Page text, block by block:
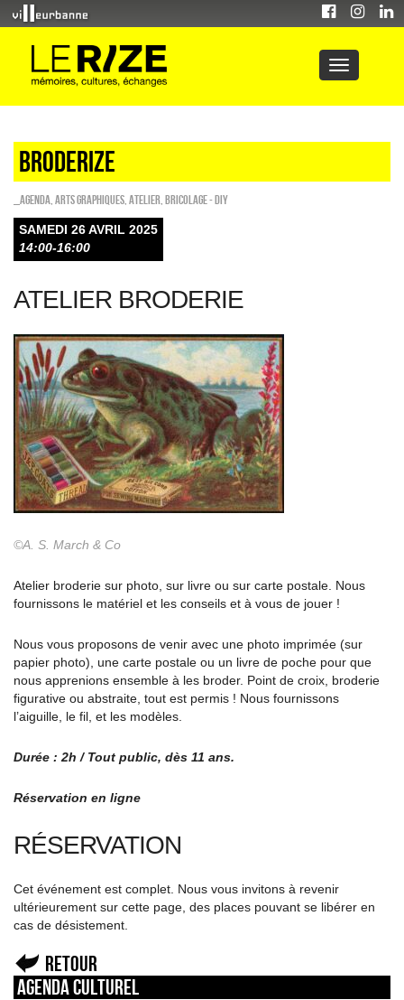
BRODERIZE
_Agenda Arts graphiques Atelier Bricolage - DIY
SAMEDI 26 AVRIL 2025
14:00-16:00
ATELIER BRODERIE
©A. S. March & Co
Atelier broderie sur photo, sur livre ou sur carte postale. Nous
fournissons le matériel et les conseils et à vous de jouer !
Nous vous proposons de venir avec une photo imprimée (sur
papier photo), une carte postale ou un livre de poche pour que
nous apprenions ensemble à les broder. Point de croix, broderie
figurative ou abstraite, tout est permis ! Nous fournissons
l’aiguille, le fil, et les modèles.
Durée : 2h / Tout public, dès 11 ans.
Réservation en ligne
RÉSERVATION
Cet événement est complet. Nous vous invitons à revenir
ultérieurement sur cette page, des places pouvant se libérer en
cas de désistement.
Retour
Agenda culturel